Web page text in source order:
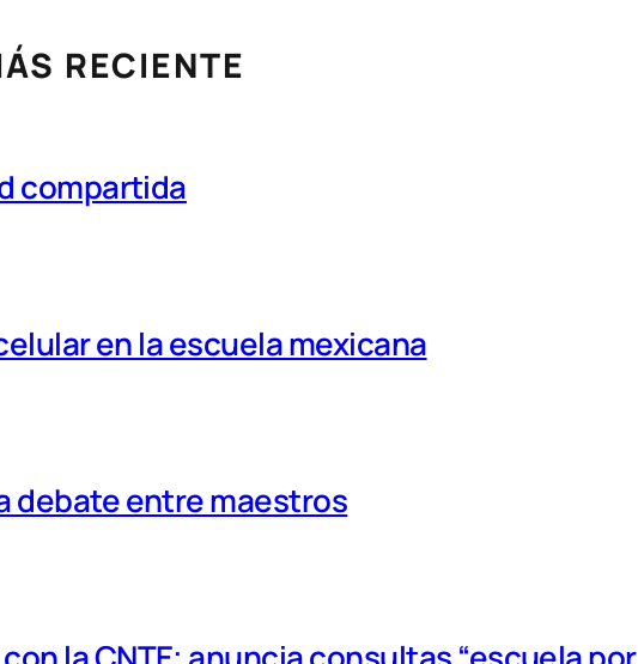
RECIENTE
compartida
en la escuela mexicana
debate entre maestros